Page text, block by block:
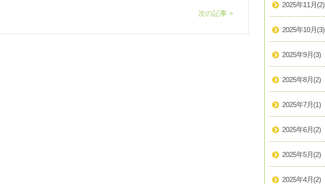
次の記事 >
2025年11月(2)
2025年10月(3)
2025年9月(3)
2025年8月(2)
2025年7月(1)
2025年6月(2)
2025年5月(2)
2025年4月(2)